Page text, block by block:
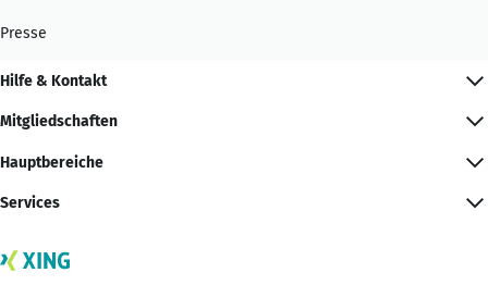
Presse
Hilfe & Kontakt
Mitgliedschaften
Hauptbereiche
Services